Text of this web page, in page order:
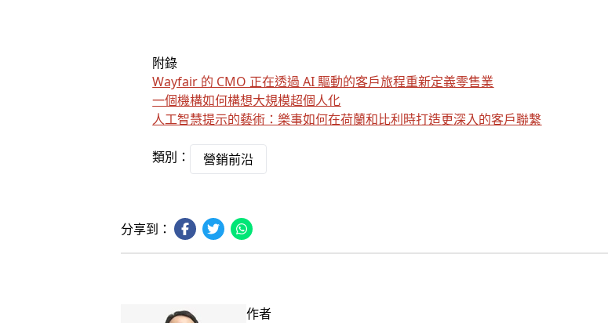
附錄
Wayfair 的 CMO 正在透過 AI 驅動的客戶旅程重新定義零售業
一個機構如何構想大規模超個人化
人工智慧提示的藝術：樂事如何在荷蘭和比利時打造更深入的客戶聯繫
類別： 營銷前沿
分享到：
作者